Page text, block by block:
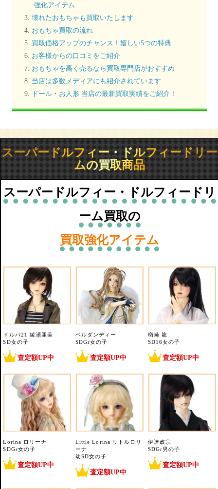
強化アイテム
壊れたおもちゃも買取いたします
おもちゃ買取の流れ
買取価格アップのチャンス！嬉しい5つの特典
お客様からの口コミをご紹介
おもちゃを高く売るなら買取専門店がおすすめ
当店は多数メディアにも紹介されています
ドール・お人形 当店の最新買取実績をご紹介！
スーパードルフィー・ドルフィードリー
ムの買取商品
スーパードルフィー・ドルフィードリ
ーム買取の
買取強化アイテム
ドルパ21 綾瀬亜美
SD女の子
査定額UP中
ベルダンディー
SDGr女の子
査定額UP中
楢崎 龍
SD16女の子
査定額UP中
Lorina ロリーナ
SDGr女の子
査定額UP中
Little Lorina リトルロリ
ーナ
幼SD女の子
査定額UP中
伊達政宗
SDGr男の子
査定額UP中